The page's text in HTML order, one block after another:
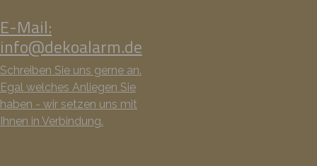
E-Mail:
info@dekoalarm.de
Schreiben Sie uns gerne an.
Egal welches Anliegen Sie
haben - wir setzen uns mit
Ihnen in Verbindung.